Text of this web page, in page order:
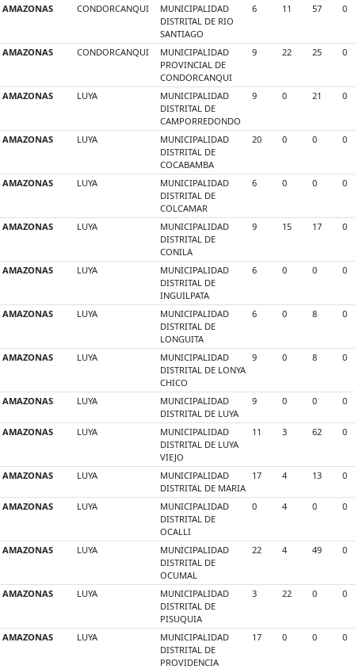
AMAZONAS CONDORCANQUI
MUNICIPALIDAD
DISTRITAL DE RIO
SANTIAGO
6 11 57 0
AMAZONAS CONDORCANQUI
MUNICIPALIDAD
PROVINCIAL DE
CONDORCANQUI
9 22 25 0
AMAZONAS LUYA
MUNICIPALIDAD
DISTRITAL DE
CAMPORREDONDO
9 0 21 0
AMAZONAS LUYA
MUNICIPALIDAD
DISTRITAL DE
COCABAMBA
20 0 0 0
AMAZONAS LUYA
MUNICIPALIDAD
DISTRITAL DE
COLCAMAR
6 0 0 0
AMAZONAS LUYA
MUNICIPALIDAD
DISTRITAL DE
CONILA
9 15 17 0
AMAZONAS LUYA
MUNICIPALIDAD
DISTRITAL DE
INGUILPATA
6 0 0 0
AMAZONAS LUYA
MUNICIPALIDAD
DISTRITAL DE
LONGUITA
6 0 8 0
AMAZONAS LUYA
MUNICIPALIDAD
DISTRITAL DE LONYA
CHICO
9 0 8 0
AMAZONAS LUYA
MUNICIPALIDAD
DISTRITAL DE LUYA
9 0 0 0
AMAZONAS LUYA
MUNICIPALIDAD
DISTRITAL DE LUYA
VIEJO
11 3 62 0
AMAZONAS LUYA
MUNICIPALIDAD
DISTRITAL DE MARIA
17 4 13 0
AMAZONAS LUYA
MUNICIPALIDAD
DISTRITAL DE
OCALLI
0 4 0 0
AMAZONAS LUYA
MUNICIPALIDAD
DISTRITAL DE
OCUMAL
22 4 49 0
AMAZONAS LUYA
MUNICIPALIDAD
DISTRITAL DE
PISUQUIA
3 22 0 0
AMAZONAS LUYA
MUNICIPALIDAD
DISTRITAL DE
PROVIDENCIA
17 0 0 0